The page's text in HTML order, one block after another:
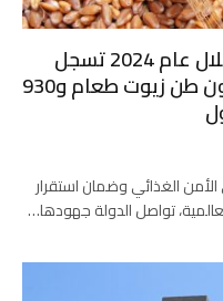
قائمة واردات مصر من السلع خلال عام 2024 تسجل
12.3 مليون طن قمح و2.1 مليون طن زيوت طعام و930
الأمن الغذائي وضمان استقرار
تواصل الدولة جهودها…